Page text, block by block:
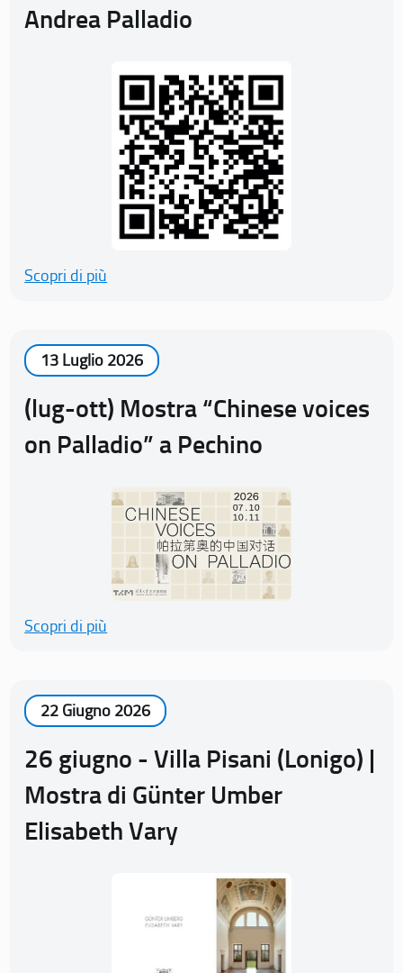
Andrea Palladio
Scopri di più
13 Luglio 2026
(lug-ott) Mostra “Chinese voices
on Palladio” a Pechino
Scopri di più
22 Giugno 2026
26 giugno - Villa Pisani (Lonigo) |
Mostra di Günter Umber
Elisabeth Vary